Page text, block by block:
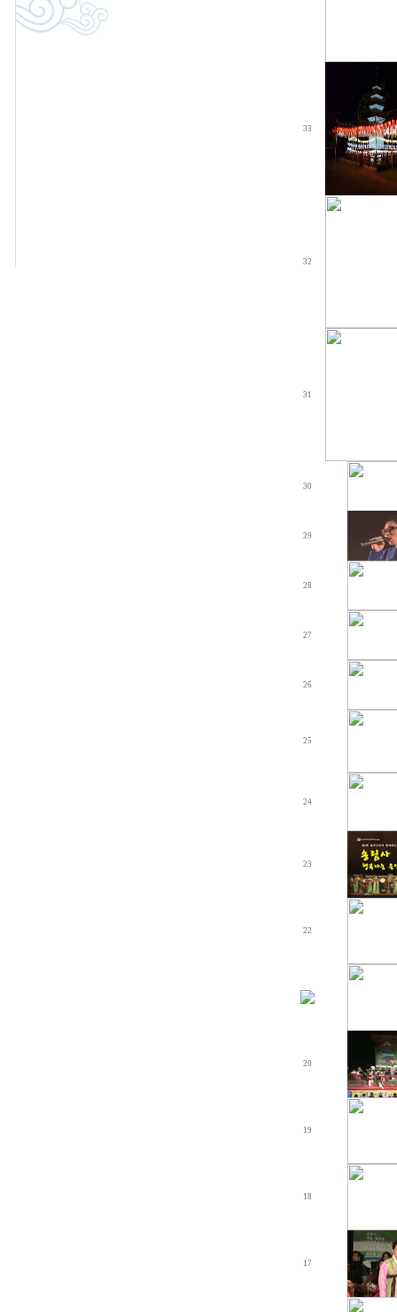
33
32
31
30
29
28
27
26
25
24
23
22
20
19
18
17